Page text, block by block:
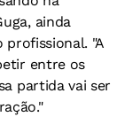
ainda
"A
entre os
partida vai ser